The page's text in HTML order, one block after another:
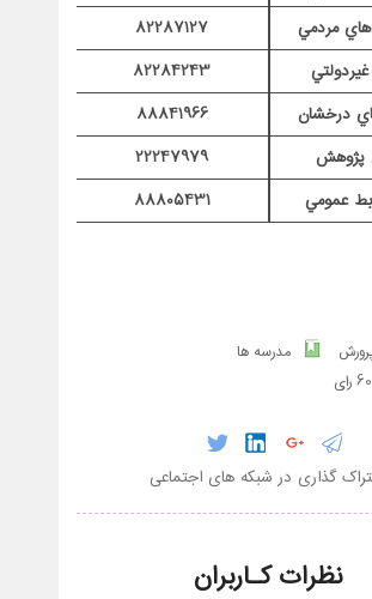
مردمي
82287127
82284243
درخشان
88841966
پژوهش
22247979
عمومي
88805431
مدرسه ها
گذاری در شبکه های اجتماعی
نظرات کـاربران